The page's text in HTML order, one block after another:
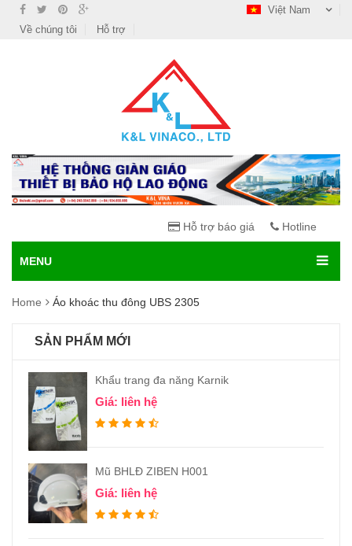
Việt Nam
Về chúng tôi
Hỗ trợ
Hỗ trợ báo giá Hotline
MENU
Home Áo khoác thu đông UBS 2305
SẢN PHẨM MỚI
Khẩu trang đa năng Karnik
Giá: liên hệ
Mũ BHLĐ ZIBEN H001
Giá: liên hệ